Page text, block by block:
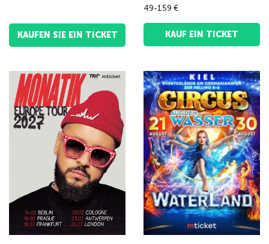
KAUFEN SIE EIN TICKET
49-159 €
KAUF EIN TICKET